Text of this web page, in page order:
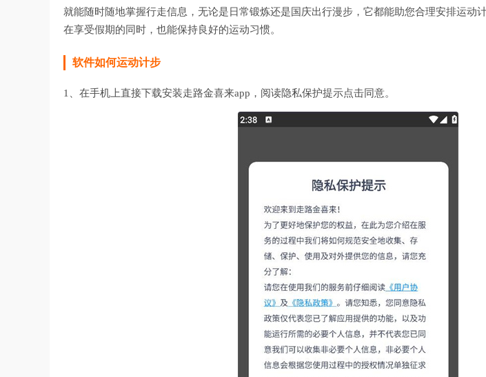
就能随时随地掌握行走信息，无论是日常锻炼还是国庆出行漫步，它都能助您合理安排运动
在享受假期的同时，也能保持良好的运动习惯。
软件如何运动计步
1、在手机上直接下载安装走路金喜来app，阅读隐私保护提示点击同意。